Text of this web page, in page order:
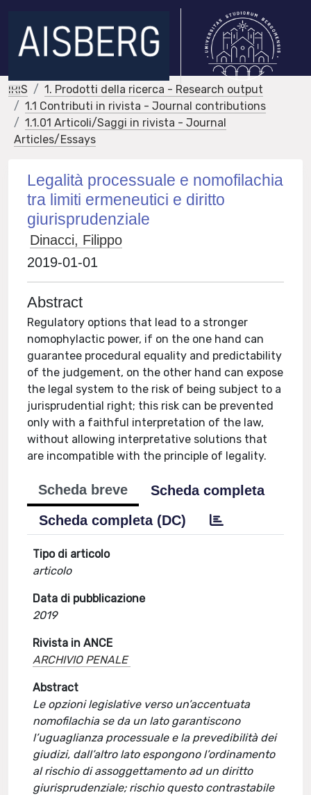
IRIS
1. Prodotti della ricerca - Research output
1.1 Contributi in rivista - Journal contributions
1.1.01 Articoli/Saggi in rivista - Journal
Articles/Essays
Legalità processuale e nomofilachia
tra limiti ermeneutici e diritto
giurisprudenziale
Dinacci, Filippo
2019-01-01
Abstract
Regulatory options that lead to a stronger
nomophylactic power, if on the one hand can
guarantee procedural equality and predictability
of the judgement, on the other hand can expose
the legal system to the risk of being subject to a
jurisprudential right; this risk can be prevented
only with a faithful interpretation of the law,
without allowing interpretative solutions that
are incompatible with the principle of legality.
Scheda breve
Scheda completa
Scheda completa (DC)
Tipo di articolo
articolo
Data di pubblicazione
2019
Rivista in ANCE
ARCHIVIO PENALE
Abstract
Le opzioni legislative verso un’accentuata
nomofilachia se da un lato garantiscono
l’uguaglianza processuale e la prevedibilità dei
giudizi, dall’altro lato espongono l’ordinamento
al rischio di assoggettamento ad un diritto
giurisprudenziale; rischio questo contrastabile